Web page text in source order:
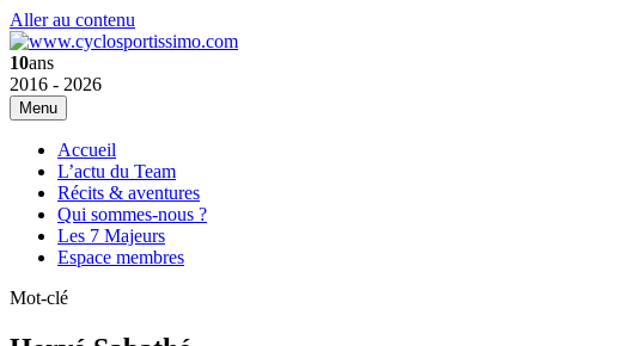
Aller au contenu
10ans
2016 - 2026
Menu
Accueil
L’actu du Team
Récits & aventures
Qui sommes-nous ?
Les 7 Majeurs
Espace membres
Mot-clé